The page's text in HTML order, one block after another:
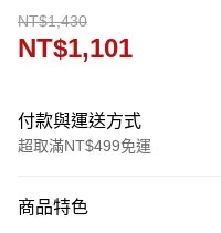
NT$1,430
NT$1,101
付款與運送方式
超取滿NT$499免運
信用卡一次付款
商品特色